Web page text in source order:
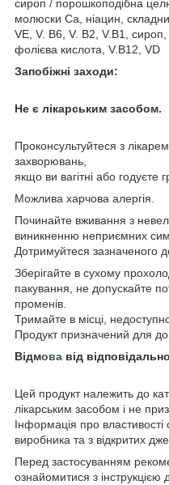
сироп / порошкоподібна
молюски Ca, ніацин,
VE, V. B6, V. B2, V.B1,
фолієва кислота, V.B12, VD
Запобіжні заходи:
Не є лікарським засобом.
Проконсультуйтеся з
захворювань,
якщо ви вагітні або годуєте
Можлива харчова алергія.
Починайте вживання з
виникненню неприємних
Дотримуйтеся зазначеного
Зберігайте в сухому
пакування, не допускайте
променів.
Тримайте в місці,
Продукт призначений для
Відмова від
Цей продукт належить до
лікарським засобом і не
Інформація про
виробника та з відкритих
Перед застосуванням
ознайомитися з інструкцією